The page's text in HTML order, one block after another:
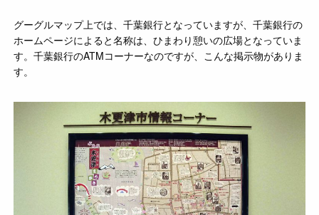
グーグルマップ上では、千葉銀行となっていますが、千葉銀行の
ホームページによると名称は、ひまわり憩いの広場となっていま
す。千葉銀行のATMコーナーなのですが、こんな掲示物がありま
す。